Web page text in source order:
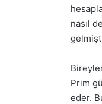
nasıl
Prim
eder.